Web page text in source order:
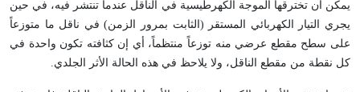
يمكن أن تخترقها الموجة الكهرطيسية في الناقل عندما تنتشر فيه، في حين
يجري التيار الكهربائي المستقر (الثابت بمرور الزمن) في ناقل ما متوزعاً
على سطح مقطع عرضي منه توزعاً منتظماً، أي إن كثافته تكون واحدة في
كل نقطة من مقطع الناقل، ولا يلاحظ في هذه الحالة الأثر الجلدي.